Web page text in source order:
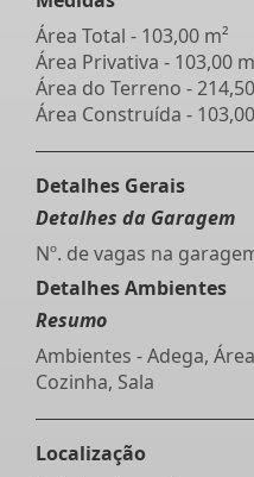
Área Total - 103,00 m²
Área Privativa - 103,00
Área do Terreno -
Área Construída -
Detalhes Gerais
Detalhes da Garagem
Nº. de vagas na
Detalhes Ambientes
Resumo
Ambientes - Adega,
Cozinha, Sala
Localização